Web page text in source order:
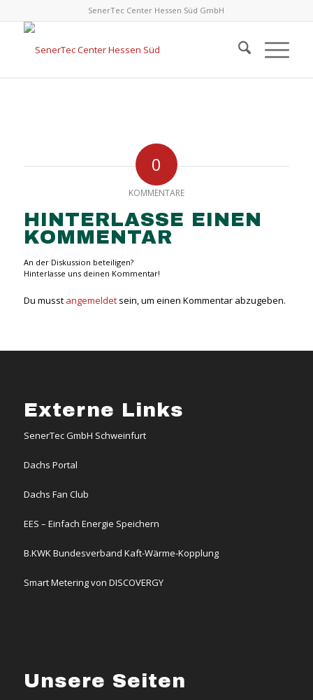
SenerTec Center Hessen Süd GmbH
0
KOMMENTARE
HINTERLASSE EINEN
KOMMENTAR
An der Diskussion beteiligen?
Hinterlasse uns deinen Kommentar!
Du musst angemeldetsein, um einen Kommentar abzugeben.
Externe Links
SenerTec GmbH Schweinfurt
Dachs Portal
Dachs Fan Club
EES – Einfach Energie Speichern
B.KWK Bundesverband Kaft-Wärme-Kopplung
Smart Metering von DISCOVERGY
Unsere Seiten